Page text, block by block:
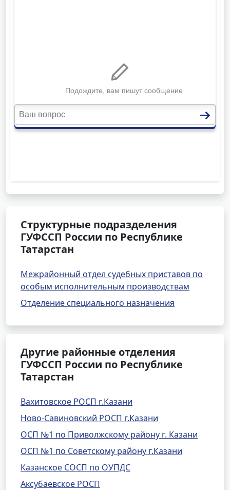
Структурные подразделения
ГУФССП России по Республике
Татарстан
Межрайонный отдел судебных приставов по
особым исполнительным производствам
Отделение специального назначения
Другие районные отделения
ГУФССП России по Республике
Татарстан
Вахитовское РОСП г.Казани
Ново-Савиновский РОСП г.Казани
ОСП №1 по Приволжскому району г. Казани
ОСП №1 по Советскому району г.Казани
Казанское СОСП по ОУПДС
Аксубаевское РОСП